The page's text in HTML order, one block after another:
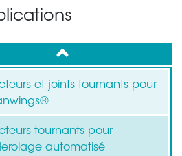
up
et joints tournants pour
tournants pour
automatisé